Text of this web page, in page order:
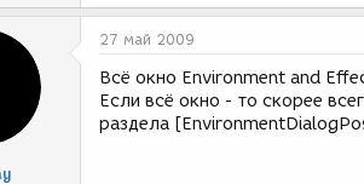
27 май 2009
Всё окно Environment and
Если всё окно - то скорее
раздела